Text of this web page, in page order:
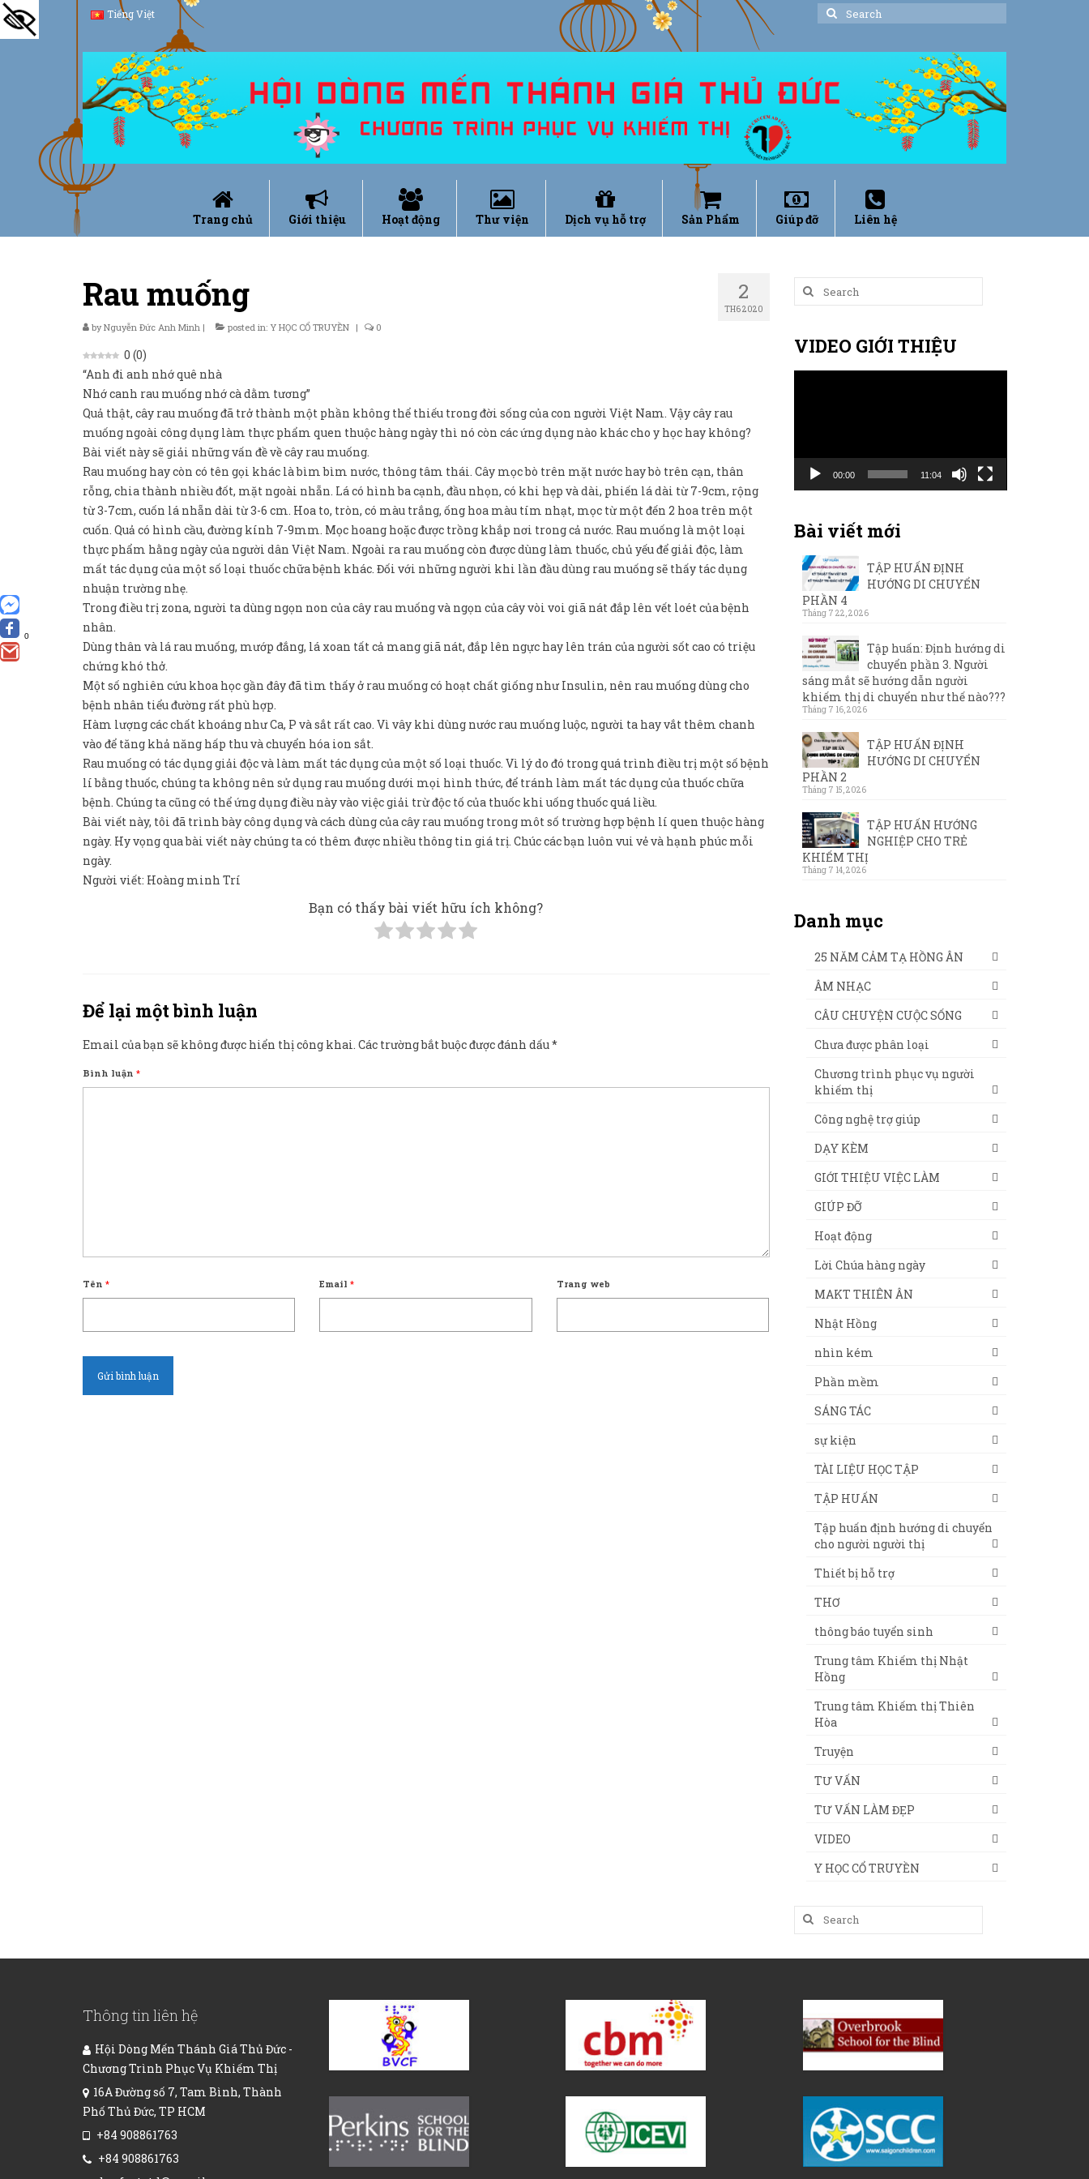
0
Tiếng Việt
Search
Trang chủ Giới thiệu Hoạt động Thư viện Dịch vụ hỗ trợ Sản Phẩm Giúp đỡ Liên hệ
2
TH6 2020
Rau muống
byNguyễn Đức Anh Minh | posted in: Y HỌC CỔ TRUYỀN | 0
0 (0)
“Anh đi anh nhớ quê nhà
Nhớ canh rau muống nhớ cà dằm tương”
Quả thật, cây rau muống đã trở thành một phần không thể thiếu trong đời sống của con người Việt Nam. Vậy cây rau
muống ngoài công dụng làm thực phẩm quen thuộc hàng ngày thì nó còn các ứng dụng nào khác cho y học hay không?
Bài viết này sẽ giải những vấn đề về cây rau muống.
Rau muống hay còn có tên gọi khác là bìm bìm nước, thông tâm thái. Cây mọc bò trên mặt nước hay bò trên cạn, thân
rỗng, chia thành nhiều đốt, mặt ngoài nhẵn. Lá có hình ba cạnh, đầu nhọn, có khi hẹp và dài, phiến lá dài từ 7-9cm, rộng
từ 3-7cm, cuốn lá nhẵn dài từ 3-6 cm. Hoa to, tròn, có màu trắng, ống hoa màu tím nhạt, mọc từ một đến 2 hoa trên một
cuốn. Quả có hình cầu, đường kính 7-9mm. Mọc hoang hoặc được trồng khắp nơi trong cả nước. Rau muống là một loại
thực phẩm hằng ngày của người dân Việt Nam. Ngoài ra rau muống còn được dùng làm thuốc, chủ yếu để giải độc, làm
mất tác dụng của một số loại thuốc chữa bệnh khác. Đối với những người khi lần đầu dùng rau muống sẽ thấy tác dụng
nhuận trường nhẹ.
Trong điều trị zona, người ta dùng ngọn non của cây rau muống và ngọn của cây vòi voi giã nát đắp lên vết loét của bệnh
nhân.
Dùng thân và lá rau muống, mướp đắng, lá xoan tất cả mang giã nát, đắp lên ngực hay lên trán của người sốt cao có triệu
chứng khó thở.
Một số nghiên cứu khoa học gần đây đã tìm thấy ở rau muống có hoạt chất giống như Insulin, nên rau muống dùng cho
bệnh nhân tiểu đường rất phù hợp.
Hàm lượng các chất khoáng như Ca, P và sắt rất cao. Vì vây khi dùng nước rau muống luộc, người ta hay vắt thêm chanh
vào để tăng khả năng hấp thu và chuyển hóa ion sắt.
Rau muống có tác dụng giải độc và làm mất tác dụng của một số loại thuốc. Vì lý do đó trong quá trình điều trị một số bệnh
lí bằng thuốc, chúng ta không nên sử dụng rau muống dưới mọi hình thức, để tránh làm mất tác dụng của thuốc chữa
bệnh. Chúng ta cũng có thể ứng dụng điều này vào việc giải trừ độc tố của thuốc khi uống thuốc quá liều.
Bài viết này, tôi đã trình bày công dụng và cách dùng của cây rau muống trong môt số trường hợp bệnh lí quen thuộc hàng
ngày. Hy vọng qua bài viết này chúng ta có thêm được nhiều thông tin giá trị. Chúc các bạn luôn vui vẻ và hạnh phúc mỗi
ngày.
Người viết: Hoàng minh Trí
Bạn có thấy bài viết hữu ích không?
Để lại một bình luận
Email của bạn sẽ không được hiển thị công khai. Các trường bắt buộc được đánh dấu*
Bình luận *
Tên * Email* Trang web
Search
for:
VIDEO GIỚI THIỆU
00:00 11:04
Bài viết mới
TẬP HUẤN ĐỊNH
HƯỚNG DI CHUYỂN
PHẦN 4
Tháng 7 22, 2026
Tập huấn: Định hướng di
chuyển phần 3. Người
sáng mắt sẽ hướng dẫn người
khiếm thị di chuyển như thế nào???
Tháng 7 16, 2026
TẬP HUẤN ĐỊNH
HƯỚNG DI CHUYỂN
PHẦN 2
Tháng 7 15, 2026
TẬP HUẤN HƯỚNG
NGHIỆP CHO TRẺ
KHIẾM THỊ
Tháng 7 14, 2026
Danh mục
25 NĂM CẢM TẠ HỒNG ÂN
ÂM NHẠC
CÂU CHUYỆN CUỘC SỐNG
Chưa được phân loại
Chương trình phục vụ người
khiếm thị
Công nghệ trợ giúp
DẠY KÈM
GIỚI THIỆU VIỆC LÀM
GIÚP ĐỠ
Hoạt động
Lời Chúa hàng ngày
MAKT THIÊN ÂN
Nhật Hồng
nhìn kém
Phần mềm
SÁNG TÁC
sự kiện
TÀI LIỆU HỌC TẬP
TẬP HUẤN
Tập huấn định hướng di chuyển
cho người người thị
Thiết bị hỗ trợ
THƠ
thông báo tuyển sinh
Trung tâm Khiếm thị Nhật
Hồng
Trung tâm Khiếm thị Thiên
Hòa
Truyện
TƯ VẤN
TƯ VẤN LÀM ĐẸP
VIDEO
Y HỌC CỔ TRUYỀN
Search
for:
Thông tin liên hệ
Hội Dòng Mến Thánh Giá Thủ Đức -
Chương Trình Phục Vụ Khiếm Thị
16A Đường số 7, Tam Bình, Thành
Phố Thủ Đức, TP HCM
+84 908861763
+84 908861763